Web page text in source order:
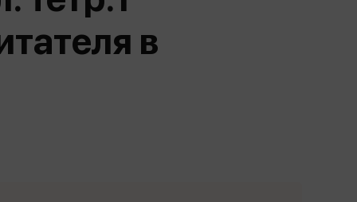
Сувениры
Фототовары в